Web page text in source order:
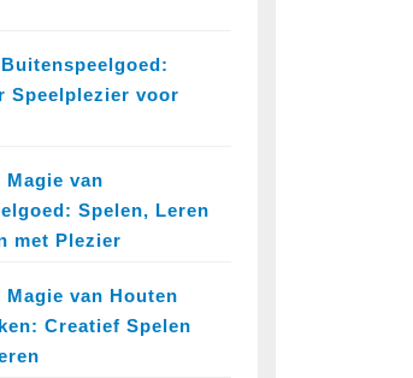
Speelplezier voor
Magie van
Spelen, Leren
met Plezier
Magie van Houten
Creatief Spelen